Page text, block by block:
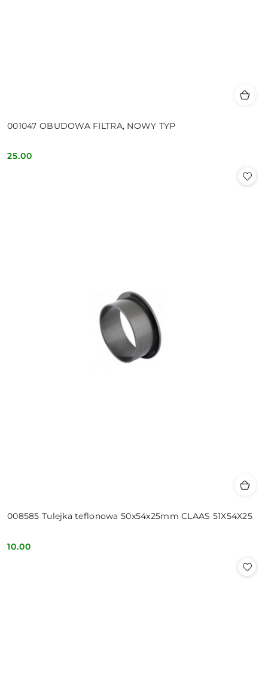
001047 OBUDOWA FILTRA, NOWY TYP
Cena:
25.00
008585 Tulejka teflonowa 50x54x25mm CLAAS 51X54X25
Cena:
10.00